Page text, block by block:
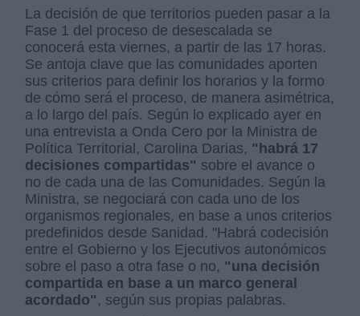
La decisión de que territorios pueden pasar a la
Fase 1 del proceso de desescalada se
conocerá esta viernes, a partir de las 17 horas.
Se antoja clave que las comunidades aporten
sus criterios para definir los horarios y la formo
de cómo será el proceso, de manera asimétrica,
a lo largo del país. Según lo explicado ayer en
una entrevista a Onda Cero por la Ministra de
Política Territorial, Carolina Darias, "habrá 17
decisiones compartidas" sobre el avance o
no de cada una de las Comunidades. Según la
Ministra, se negociará con cada uno de los
organismos regionales, en base a unos criterios
predefinidos desde Sanidad. "Habrá codecisión
entre el Gobierno y los Ejecutivos autonómicos
sobre el paso a otra fase o no, "una decisión
compartida en base a un marco general
acordado" , según sus propias palabras.